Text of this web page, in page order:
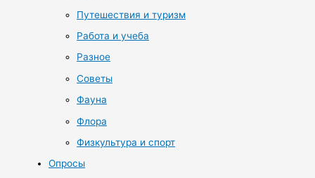
Путешествия и туризм
Работа и учеба
Разное
Советы
Фауна
Флора
Физкультура и спорт
Опросы